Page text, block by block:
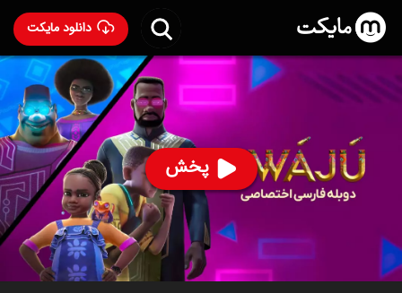
دانلود مایکت
پخش
انیمیشن ایواجو با دوبله فارسی- Iwájú 2024
۲۹۴
ساخت آمریکا سال 2024
رده سنی ۳+
سریال
انیمیشن ماجراجویی درام
قسمت‌ها انیمیشن‌های مشابه